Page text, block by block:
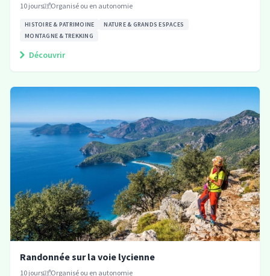
10 jours Organisé ou en autonomie
HISTOIRE & PATRIMOINE
NATURE & GRANDS ESPACES
MONTAGNE & TREKKING
Découvrir
Randonnée sur la voie lycienne
10 jours Organisé ou en autonomie